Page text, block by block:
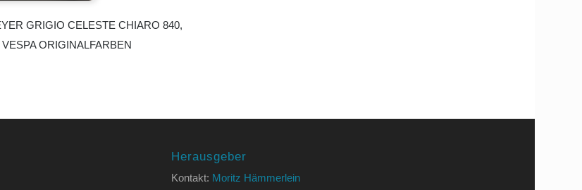
GRIGIO CELESTE CHIARO 840,
VESPA ORIGINALFARBEN
Herausgeber
Kontakt: Moritz Hämmerlein